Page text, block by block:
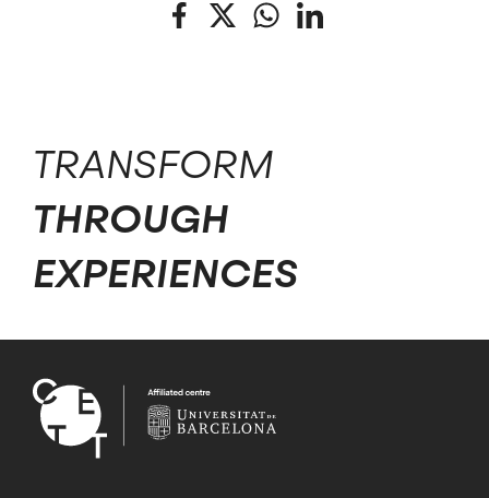
Facebook
Twitter WhatsApp
TRANSFORM
THROUGH
EXPERIENCES